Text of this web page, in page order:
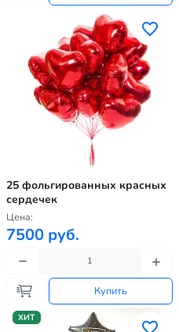
25 фольгированных красных
сердечек
Цена:
7500 руб.
Купить
ХИТ